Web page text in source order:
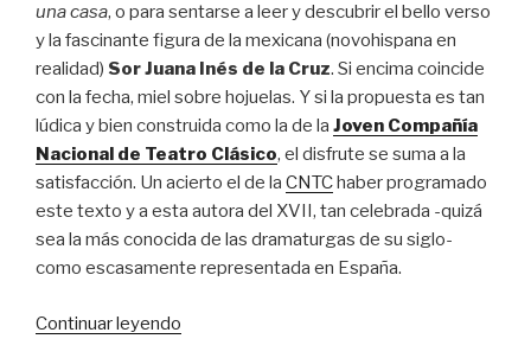
una casa, o para sentarse a leer y descubrir el bello verso
y la fascinante figura de la mexicana (novohispana en
realidad) Sor Juana Inés de la Cruz. Si encima coincide
con la fecha, miel sobre hojuelas. Y si la propuesta es tan
lúdica y bien construida como la de la Joven Compañía
Nacional de Teatro Clásico, el disfrute se suma a la
satisfacción. Un acierto el de la CNTChaber programado
este texto y a esta autora del XVII, tan celebrada -quizá
sea la más conocida de las dramaturgas de su siglo-
como escasamente representada en España.
Continuar leyendo